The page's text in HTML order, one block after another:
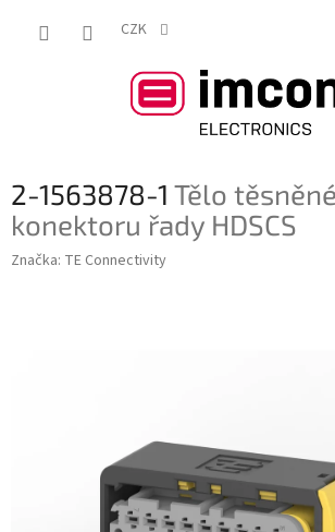
CZK
2-1563878-1 Tělo
konektoru řady HDSCS
Značka: TE Connectivity